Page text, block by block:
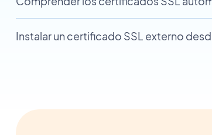
Instalar un certificado SSL externo